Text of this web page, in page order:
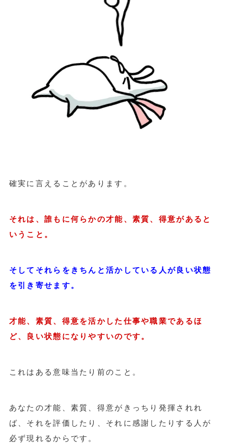
確実に言えることがあります。
それは、誰もに何らかの才能、素質、得意があると
いうこと。
そしてそれらをきちんと活かしている人が良い状態
を引き寄せます。
才能、素質、得意を活かした仕事や職業であるほ
ど、良い状態になりやすいのです。
これはある意味当たり前のこと。
あなたの才能、素質、得意がきっちり発揮されれ
ば、それを評価したり、それに感謝したりする人が
必ず現れるからです。